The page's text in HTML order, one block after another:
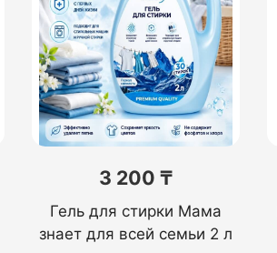
3 200 ₸
Гель для стирки Мама
знает для всей семьи 2 л